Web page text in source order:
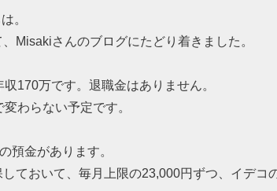
。
Misakiさんのブログにたどり着きました。
170万です。退職金はありません。
わらない予定です。
預金があります。
ておいて、毎月上限の23,000円ずつ、イデコ